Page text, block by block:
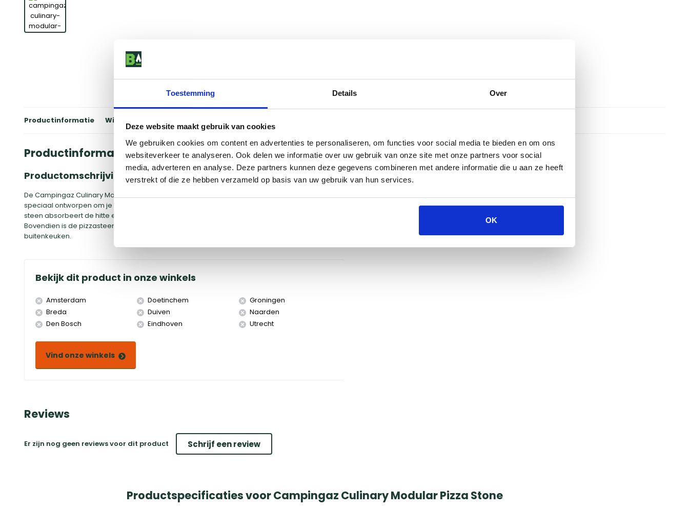
Toestemming Details Over
Deze website maakt gebruik van cookies
We gebruiken cookies om content en advertenties te personaliseren, om functies voor social media te bieden en om ons
websiteverkeer te analyseren. Ook delen we informatie over uw gebruik van onze site met onze partners voor social
media, adverteren en analyse. Deze partners kunnen deze gegevens combineren met andere informatie die u aan ze heeft
verstrekt of die ze hebben verzameld op basis van uw gebruik van hun services.
OK
Productinformatie Winkels
Productinformatie
Productomschrijving
De Campingaz Culinary Modular Pizza Stone is een must-have voor iedere pizzaliefhebber. Deze pizzasteen is
speciaal ontworpen om je de authentieke Italiaanse pizza-ervaring te geven, gewoon vanuit je eigen tuin. De
steen absorbeert de hitte en verdeelt deze gelijkmatig, waardoor je pizza een perfect knapperige bodem krijgt.
Bovendien is de pizzasteen eenvoudig te gebruiken en te reinigen, waardoor het een ideale aanvulling is op je
buitenkeuken.
Bekijk dit product in onze winkels
Amsterdam
Breda
Den Bosch
Doetinchem
Duiven
Eindhoven
Groningen
Naarden
Utrecht
Vind onze winkels
Reviews
Er zijn nog geen reviews voor dit product Schrijf een review
Productspecificaties voor Campingaz Culinary Modular Pizza Stone